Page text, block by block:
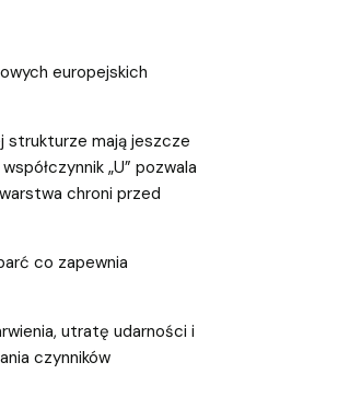
europejskich
strukturze mają jeszcze
„U” pozwala
chroni przed
co zapewnia
utratę udarności i
czynników